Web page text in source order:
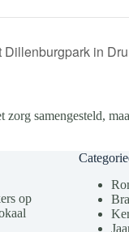
in
samengesteld,
op